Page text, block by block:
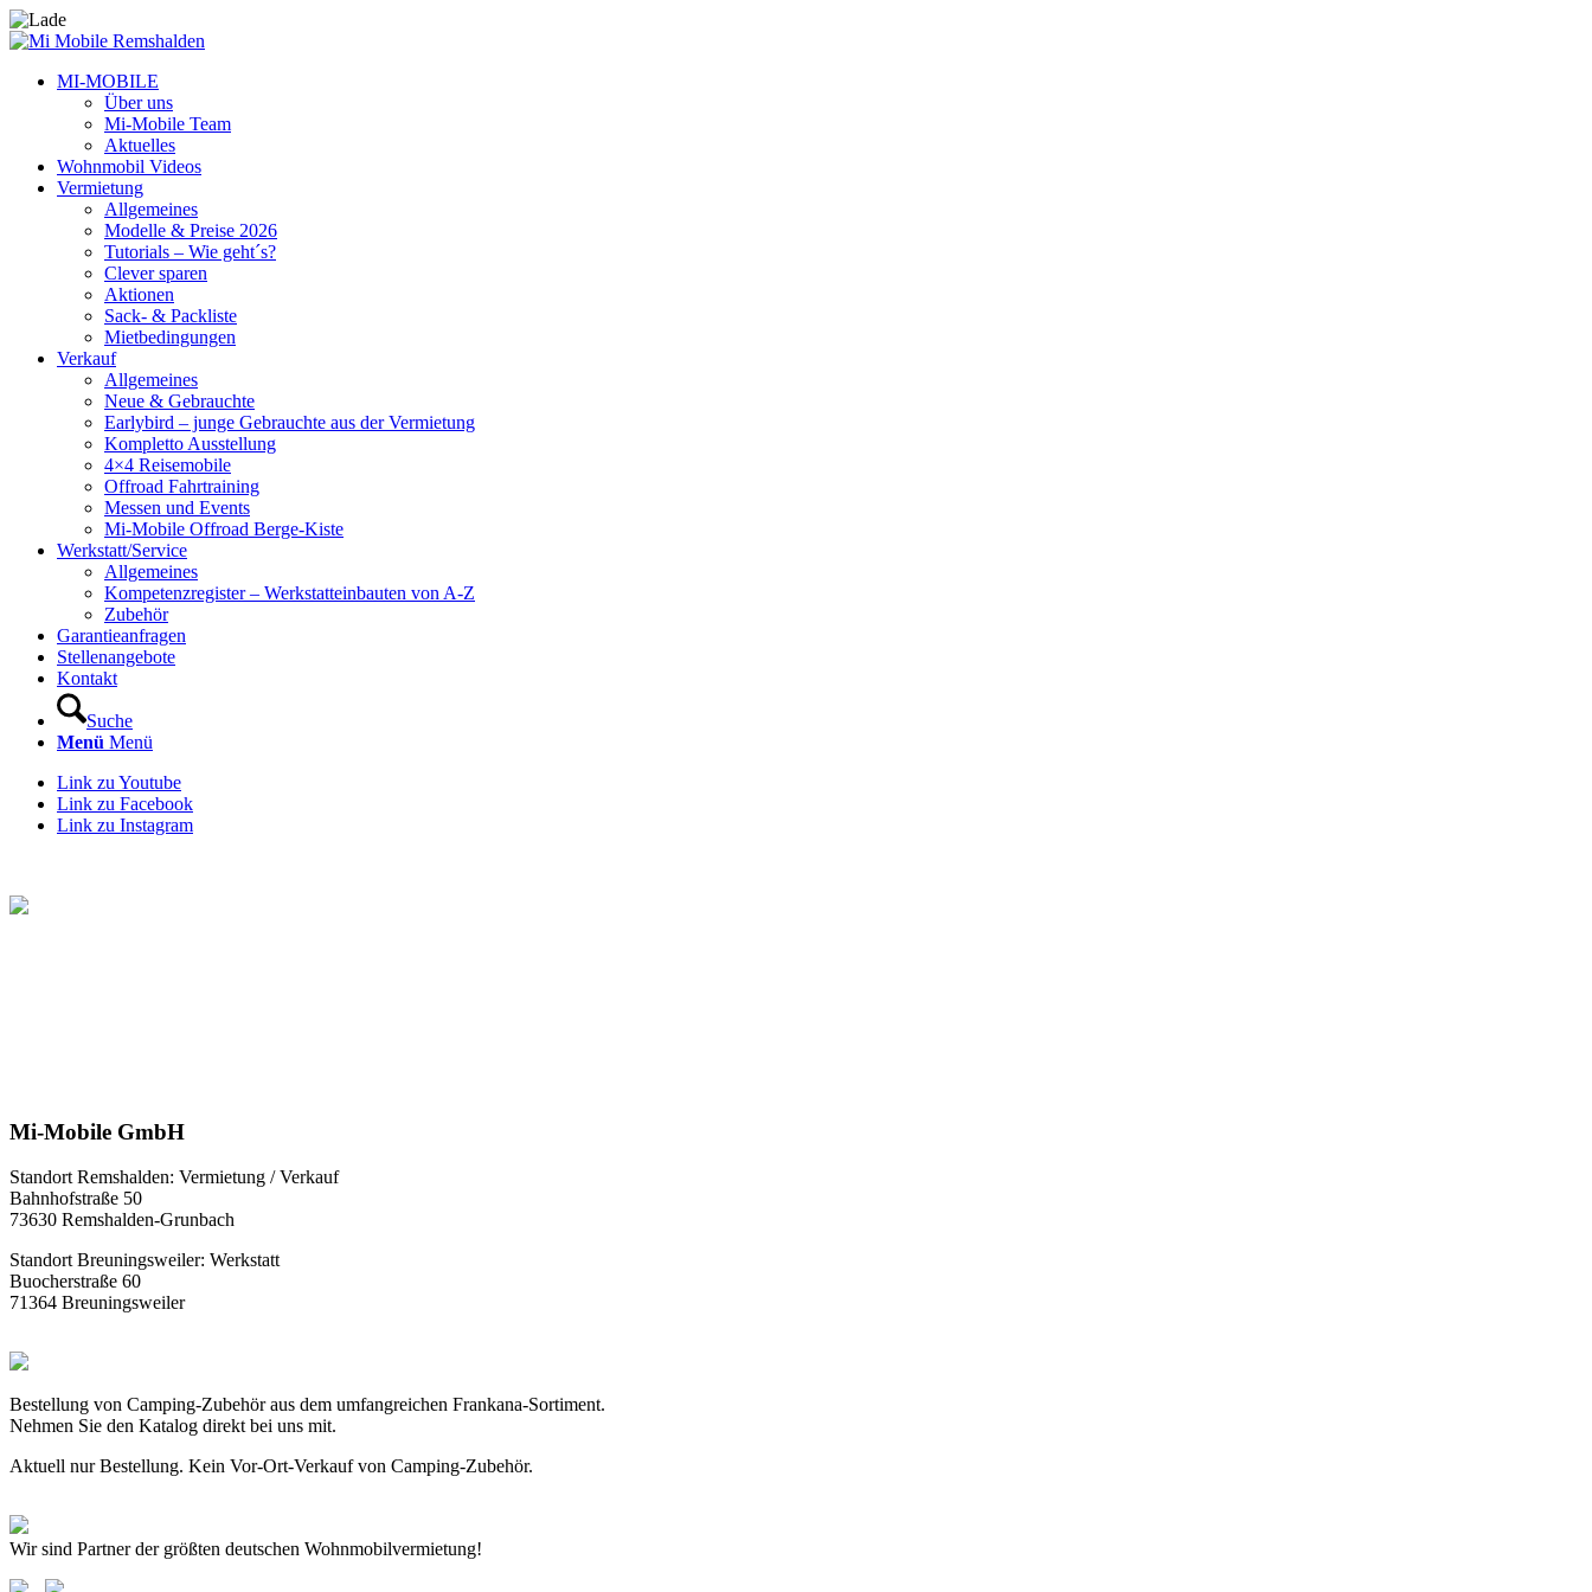
MI-MOBILE
Über uns
Mi-Mobile Team
Aktuelles
Wohnmobil Videos
Vermietung
Allgemeines
Modelle & Preise 2026
Tutorials – Wie geht´s?
Clever sparen
Aktionen
Sack- & Packliste
Mietbedingungen
Verkauf
Allgemeines
Neue & Gebrauchte
Earlybird – junge Gebrauchte aus der Vermietung
Kompletto Ausstellung
4×4 Reisemobile
Offroad Fahrtraining
Messen und Events
Mi-Mobile Offroad Berge-Kiste
Werkstatt/Service
Allgemeines
Kompetenzregister – Werkstatteinbauten von A-Z
Zubehör
Garantieanfragen
Stellenangebote
Kontakt
Suche
Menü Menü
Link zu Youtube
Link zu Facebook
Link zu Instagram
Mi-Mobile GmbH
Standort Remshalden: Vermietung / Verkauf
Bahnhofstraße 50
73630 Remshalden-Grunbach
Standort Breuningsweiler: Werkstatt
Buocherstraße 60
71364 Breuningsweiler
Bestellung von Camping-Zubehör aus dem umfangreichen Frankana-Sortiment.
Nehmen Sie den Katalog direkt bei uns mit.
Aktuell nur Bestellung. Kein Vor-Ort-Verkauf von Camping-Zubehör.
Wir sind Partner der größten deutschen Wohnmobilvermietung!